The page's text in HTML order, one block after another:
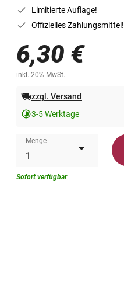
Limitierte Auflage!
Offizielles Zahlungsmittel!
6,30 €
inkl. 20% MwSt.
zzgl. Versand
3-5 Werktage
Menge
Sofort verfügbar